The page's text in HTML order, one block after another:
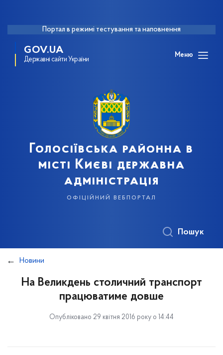
Портал в режимі тестування та наповнення
GOV.UA
Державні сайти України
Меню
Голосіївська районна в
місті Києві державна
адміністрація
офіційний вебпортал
Пошук
Новини
На Великдень столичний транспорт
працюватиме довше
Опубліковано 29 квітня 2016 року о 14:44